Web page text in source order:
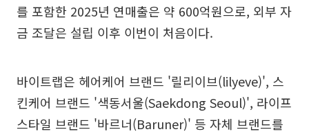
를 포함한 2025년 연매출은 약 600억원으로, 외부 자
금 조달은 설립 이후 이번이 처음이다.
바이트랩은 헤어케어 브랜드 '릴리이브(lilyeve)', 스
킨케어 브랜드 '색동서울(Saekdong Seoul)', 라이프
스타일 브랜드 '바르너(Baruner)' 등 자체 브랜드를